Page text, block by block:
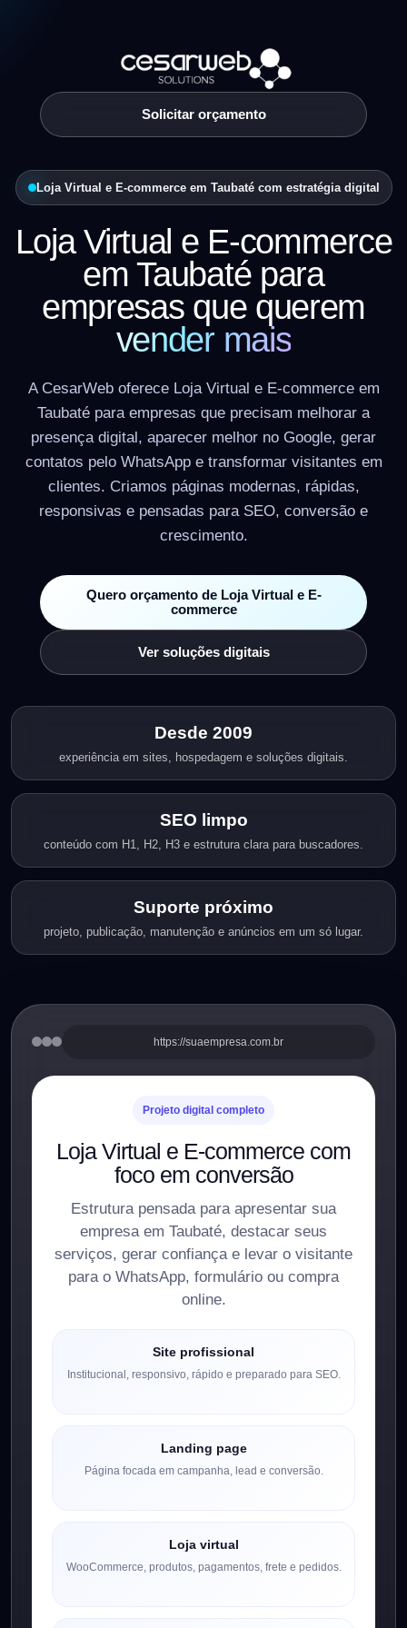
Solicitar orçamento
Loja Virtual e E-commerce em Taubaté com estratégia digital
Loja Virtual e E-commerce
em Taubaté para
empresas que querem
vender mais
A CesarWeb oferece Loja Virtual e E-commerce em
Taubaté para empresas que precisam melhorar a
presença digital, aparecer melhor no Google, gerar
contatos pelo WhatsApp e transformar visitantes em
clientes. Criamos páginas modernas, rápidas,
responsivas e pensadas para SEO, conversão e
crescimento.
Quero orçamento de Loja Virtual e E-
commerce
Ver soluções digitais
Desde 2009
experiência em sites, hospedagem e soluções digitais.
SEO limpo
conteúdo com H1, H2, H3 e estrutura clara para buscadores.
Suporte próximo
projeto, publicação, manutenção e anúncios em um só lugar.
https://suaempresa.com.br
Projeto digital completo
Loja Virtual e E-commerce com
foco em conversão
Estrutura pensada para apresentar sua
empresa em Taubaté, destacar seus
serviços, gerar confiança e levar o visitante
para o WhatsApp, formulário ou compra
online.
Site profissional
Institucional, responsivo, rápido e preparado para SEO.
Landing page
Página focada em campanha, lead e conversão.
Loja virtual
WooCommerce, produtos, pagamentos, frete e pedidos.